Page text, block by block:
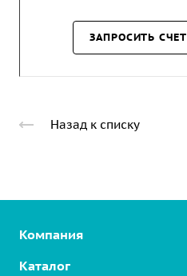
ЗАПРОСИТЬ СЧЕТ
Назад к списку
Компания
Каталог